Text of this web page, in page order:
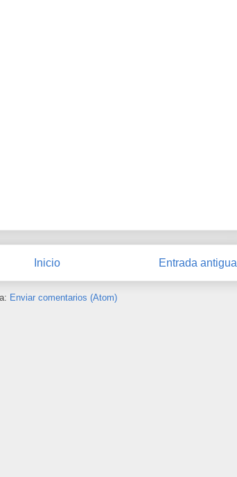
Entrada antigua
Inicio
Enviar comentarios (Atom)